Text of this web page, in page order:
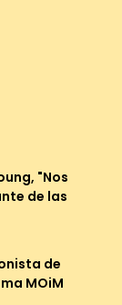
"Nos
de las
de
MOiM